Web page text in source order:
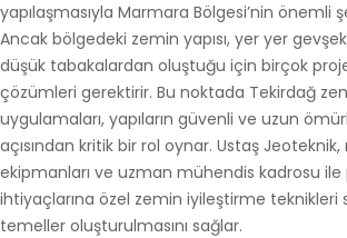
yapılaşmasıyla Marmara Bölgesi’nin önemli
Ancak bölgedeki zemin yapısı, yer yer
düşük tabakalardan oluştuğu için birçok
çözümleri gerektirir. Bu noktada Tekirdağ
uygulamaları, yapıların güvenli ve uzun
açısından kritik bir rol oynar. Ustaş
ekipmanları ve uzman mühendis kadrosu ile
ihtiyaçlarına özel zemin iyileştirme teknikleri
temeller oluşturulmasını sağlar.